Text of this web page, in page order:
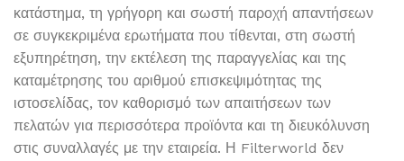
κατάστημα, τη γρήγορη και σωστή παροχή απαντήσεων
σε συγκεκριμένα ερωτήματα που τίθενται, στη σωστή
εξυπηρέτηση, την εκτέλεση της παραγγελίας και της
καταμέτρησης του αριθμού επισκεψιμότητας της
ιστοσελίδας, τον καθορισμό των απαιτήσεων των
πελατών για περισσότερα προϊόντα και τη διευκόλυνση
στις συναλλαγές με την εταιρεία. Η Filterworld δεν